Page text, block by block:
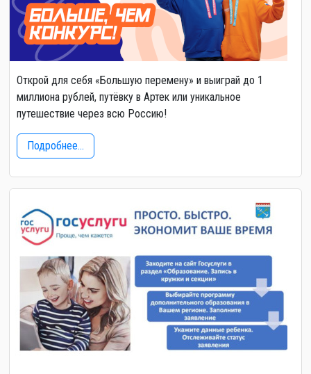
Открой для себя «Большую перемену» и выиграй до 1
миллиона рублей, путёвку в Артек или уникальное
путешествие через всю Россию!
Подробнее...